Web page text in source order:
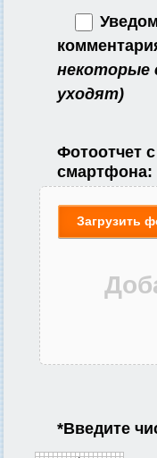
некоторые
уходят)
Фотоотчет
смартфона:
Загрузить
*Введите